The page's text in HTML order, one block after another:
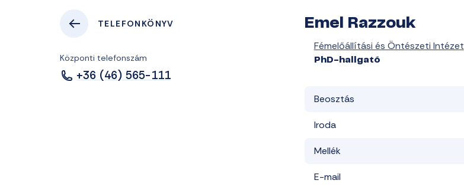
TELEFONKÖNYV
Központi telefonszám
+36 (46) 565-111
Emel Razzouk
Fémelőállítási és Öntészeti Intézet
PhD-hallgató
Beosztás
Iroda
Mellék
E-mail